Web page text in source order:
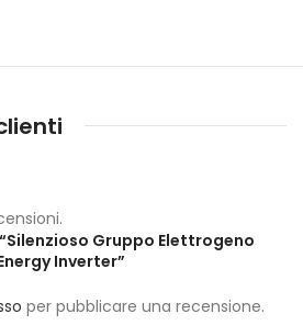
Gruppo Elettrogeno
Inverter”
per pubblicare una recensione.